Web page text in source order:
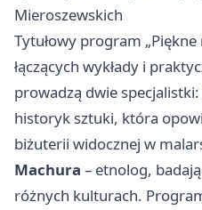
Mieroszewskich
Tytułowy program
łączących wykłady i
prowadzą dwie specjalistki:
historyk sztuki, która
biżuterii widocznej w
Machura – etnolog,
różnych kulturach.